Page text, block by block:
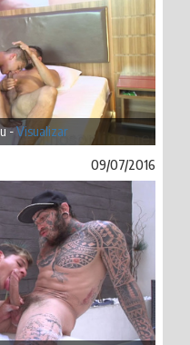
-Visualizar
09/07/2016